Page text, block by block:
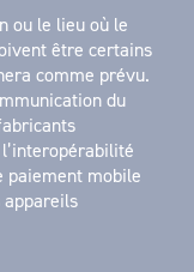
ou le lieu où le
être certains
comme prévu.
du
paiement mobile